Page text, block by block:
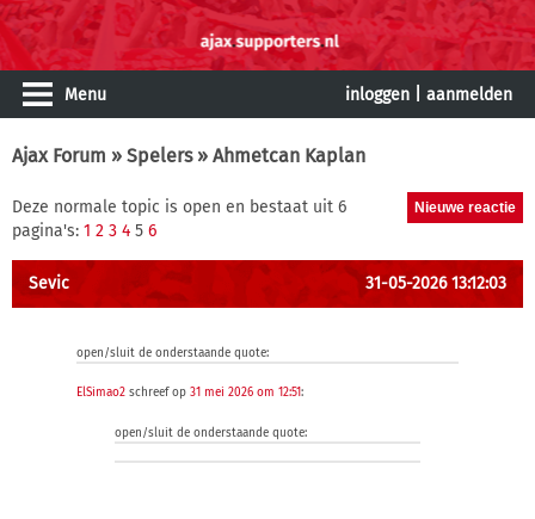
Menu inloggen aanmelden
Ajax Forum » Spelers» Ahmetcan Kaplan
Deze normale topic is open en bestaat uit 6
pagina's: 1 2 3 4 5 6
Sevic 31-05-2026 13:12:03
open/sluit de onderstaande quote:
ElSimao2 schreef op 31 mei 2026 om 12:51:
open/sluit de onderstaande quote: